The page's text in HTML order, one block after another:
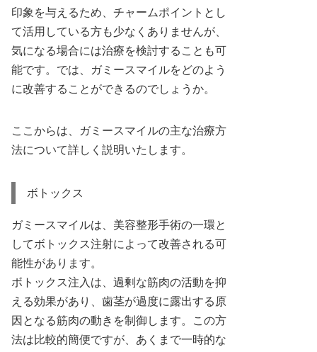
印象を与えるため、チャームポイントとし
て活用している方も少なくありませんが、
気になる場合には治療を検討することも可
能です。では、ガミースマイルをどのよう
に改善することができるのでしょうか。
ここからは、ガミースマイルの主な治療方
法について詳しく説明いたします。
ボトックス
ガミースマイルは、美容整形手術の一環と
してボトックス注射によって改善される可
能性があります。
ボトックス注入は、過剰な筋肉の活動を抑
える効果があり、歯茎が過度に露出する原
因となる筋肉の動きを制御します。この方
法は比較的簡便ですが、あくまで一時的な